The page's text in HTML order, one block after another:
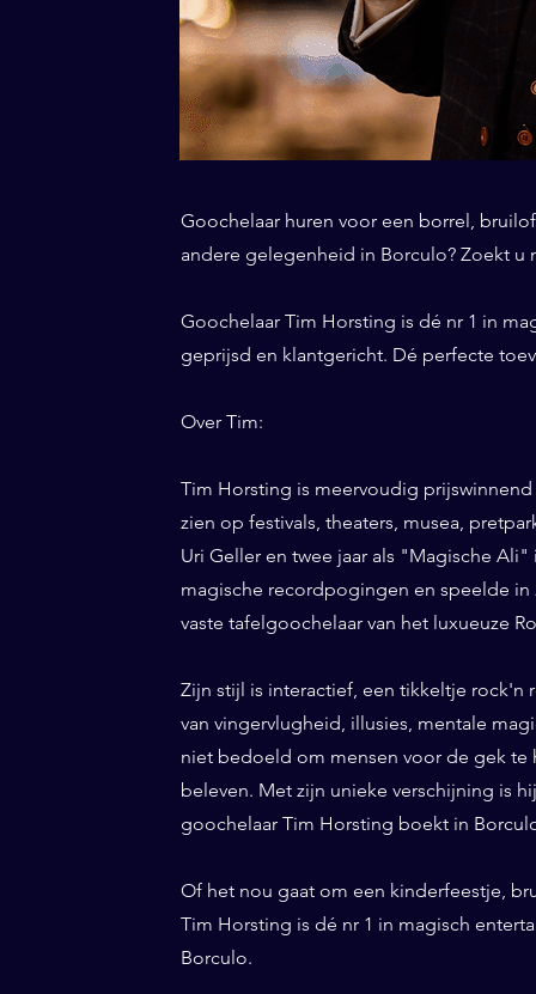
Goochelaar huren voor een borrel,
andere gelegenheid in Borculo? Zoekt u
Goochelaar Tim Horsting is dé nr 1 in
geprijsd en klantgericht. Dé perfecte
Over Tim:
Tim Horsting is meervoudig
zien op festivals, theaters, musea,
Uri Geller en twee jaar als "Magische
magische recordpogingen en speelde in
vaste tafelgoochelaar van het luxueuze
Zijn stijl is interactief, een tikkeltje rock'n
van vingervlugheid, illusies, mentale
niet bedoeld om mensen voor de gek te
beleven. Met zijn unieke verschijning is
goochelaar Tim Horsting boekt in
Of het nou gaat om een kinderfeestje,
Tim Horsting is dé nr 1 in magisch
Borculo.